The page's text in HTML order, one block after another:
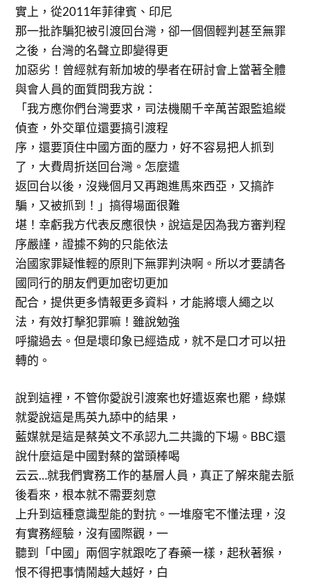
實上，從2011年菲律賓、印尼
那一批詐騙犯被引渡回台灣，卻一個個輕判甚至無罪
之後，台灣的名聲立即變得更
加惡劣！曾經就有新加坡的學者在研討會上當著全體
與會人員的面質問我方說：
「我方應你們台灣要求，司法機關千辛萬苦跟監追縱
偵查，外交單位還要搞引渡程
序，還要頂住中國方面的壓力，好不容易把人抓到
了，大費周折送回台灣。怎麼遣
返回台以後，沒幾個月又再跑進馬來西亞，又搞詐
騙，又被抓到！」搞得場面很難
堪！幸虧我方代表反應很快，說這是因為我方審判程
序嚴謹，證據不夠的只能依法
治國家罪疑惟輕的原則下無罪判決啊。所以才要請各
國同行的朋友們更加密切更加
配合，提供更多情報更多資料，才能將壞人繩之以
法，有效打擊犯罪嘛！雖說勉強
呼攏過去。但是壞印象已經造成，就不是口才可以扭
轉的。
說到這裡，不管你愛說引渡案也好遣返案也罷，綠媒
就愛說這是馬英九舔中的結果，
藍媒就是這是蔡英文不承認九二共識的下場。BBC還
說什麼這是中國對蔡的當頭棒喝
云云…就我們實務工作的基層人員，真正了解來龍去脈
後看來，根本就不需要刻意
上升到這種意識型能的對抗。一堆廢宅不懂法理，沒
有實務經驗，沒有國際觀，一
聽到「中國」兩個字就跟吃了春藥一樣，起秋著猴，
恨不得把事情鬧越大越好，白